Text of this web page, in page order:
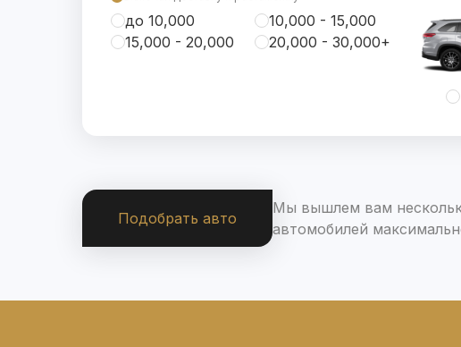
до 10,000
10,000 - 15,000
15,000 - 20,000
20,000 - 30,000+
Подобрать авто
Мы вышлем вам
автомобилей